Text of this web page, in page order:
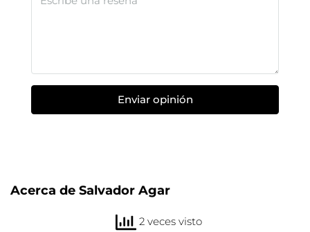
Enviar opinión
Acerca de Salvador Agar
2 veces visto